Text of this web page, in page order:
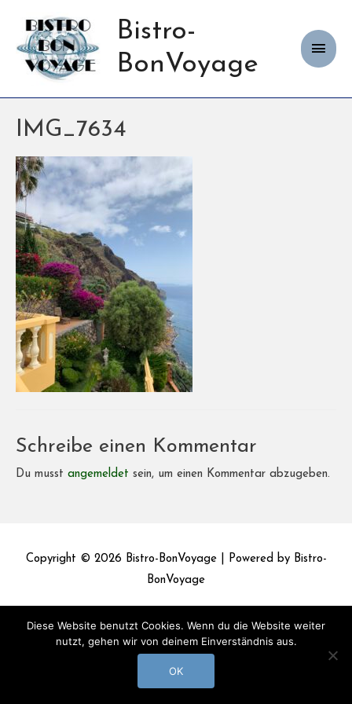
Bistro-
BonVoyage
IMG_7634
Schreibe einen Kommentar
Du musst angemeldet sein, um einen Kommentar abzugeben.
Copyright © 2026 Bistro-BonVoyage| Powered by Bistro-
BonVoyage
Diese Website benutzt Cookies. Wenn du die Website weiter
nutzt, gehen wir von deinem Einverständnis aus.
OK